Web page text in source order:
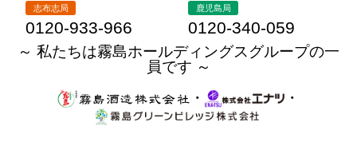
志布志局
0120-933-966
鹿児島局
0120-340-059
～ 私たちは霧島ホールディングスグループの一
員です ～
・
・